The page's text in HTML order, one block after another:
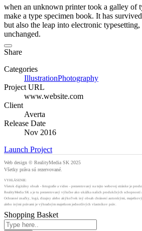
when an unknown printer took a galley of
make a type specimen book. It has
but also the leap into electronic
unchanged.
Share
Categories
IllustrationPhotography
Project URL
www.website.com
Client
Averta
Release Date
Nov 2016
Launch Project
Web design © RealityMedia SK 2025
Všetky práva sú rezervované.
VYHLÁSENIE:
Všetok digitálny obsah - fotografie a video - prezentovaný na tejto webovej stránke je
RealityMedia SK a je tu prezentovaný výlučne ako ukážka našich produkčných schopností
Ochranné značky, logá, dizajny alebo akýkoľvek iný obsah chránení autorskými,
alebo inými právami je výhradným majetkom jednotlivých vlastníkov práv.
Shopping Basket